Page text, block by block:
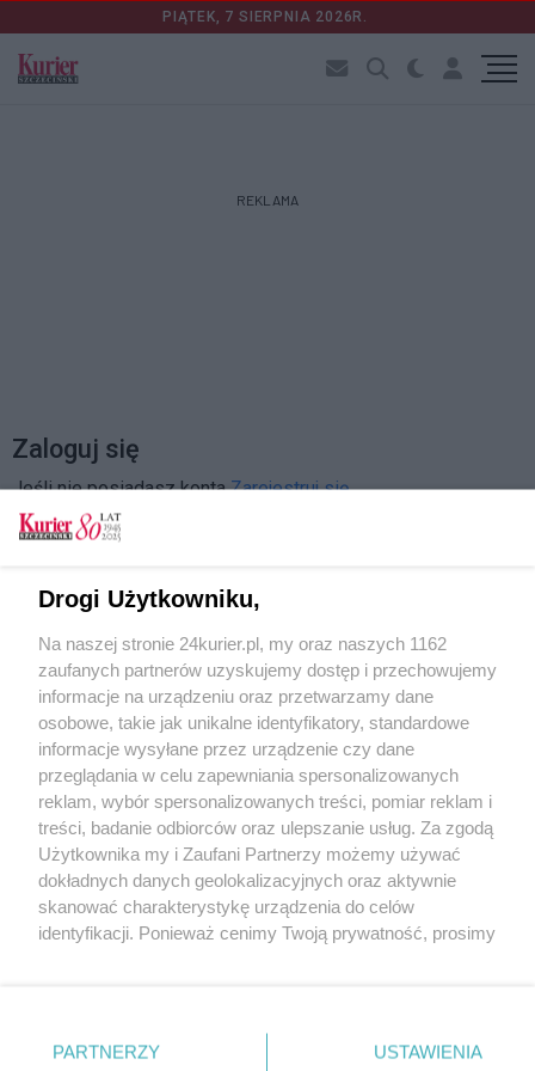
PIĄTEK, 7 SIERPNIA 2026R.
REKLAMA
Zaloguj się
Jeśli nie posiadasz kontaZarejestruj się
Zapamiętać?
Zaloguj
Zapomniałem hasła
Copyright © 2022 Kurier Szczeciński sp. z o.o.
Drogi Użytkowniku,
Na naszej stronie 24kurier.pl, my oraz naszych 1162
zaufanych partnerów uzyskujemy dostęp i przechowujemy
informacje na urządzeniu oraz przetwarzamy dane
osobowe, takie jak unikalne identyfikatory, standardowe
informacje wysyłane przez urządzenie czy dane
przeglądania w celu zapewniania spersonalizowanych
reklam, wybór spersonalizowanych treści, pomiar reklam i
treści, badanie odbiorców oraz ulepszanie usług. Za zgodą
Użytkownika my i Zaufani Partnerzy możemy używać
dokładnych danych geolokalizacyjnych oraz aktywnie
skanować charakterystykę urządzenia do celów
identyfikacji. Ponieważ cenimy Twoją prywatność, prosimy
prywatności znajdujący się w lewym dolnym rogu strony
. Niektóre rodzaje przetwarzania danych nie wymagają
PARTNERZY USTAWIENIA